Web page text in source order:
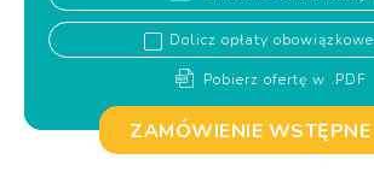
Dolicz opłaty obowiązkowe
Pobierz ofertę w .PDF
ZAMÓWIENIE WSTĘPNE